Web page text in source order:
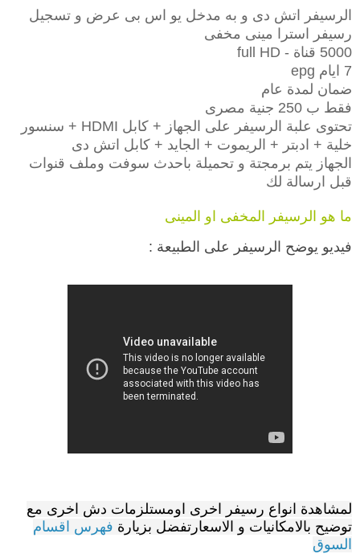
الرسيفر اتش دى و به مدخل يو اس بى عرض و تسجيل
رسيفر استرا مينى مخفى
5000 قناة - full HD
7 ايام epg
ضمان لمدة عام
فقط ب 250 جنية مصرى
تحتوى علبة الرسيفر على الجهاز + كابل HDMI + سنسور
خلية + ادبتر + الريموت + الجايد + كابل اتش دى
الجهاز يتم برمجتة و تحميلة باحدث سوفت وملف قنوات
قبل ارسالة لك
ما هو الرسيفر المخفى او المينى
فيديو يوضح الرسيفر على الطبيعة :
لمشاهدة انواع رسيفر اخرى اومستلزمات دش اخرى مع
توضيح بالامكانيات و الاسعارتفضل بزيارة فهرس اقسام
السوق